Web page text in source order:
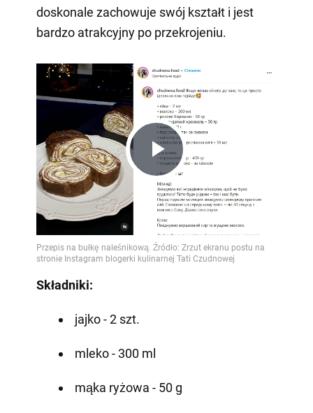
doskonale zachowuje swój kształt i jest
bardzo atrakcyjny po przekrojeniu.
Play
Video
Składniki:
jajko - 2 szt.
mleko - 300 ml
mąka ryżowa - 50 g